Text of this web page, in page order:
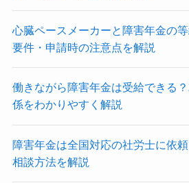
心臓ペースメーカーと障害年金の
要件・申請時の注意点を解説
働きながら障害年金は受給できる
係をわかりやすく解説
障害年金は全国対応の社労士に依
相談方法を解説